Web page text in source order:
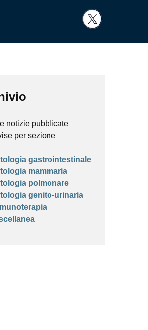
notizie pubblicate
per sezione
gastrointestinale
mammaria
polmonare
genito-urinaria